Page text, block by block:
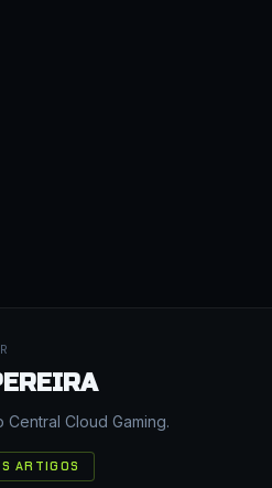
Cloud Gaming.
ARTIGOS